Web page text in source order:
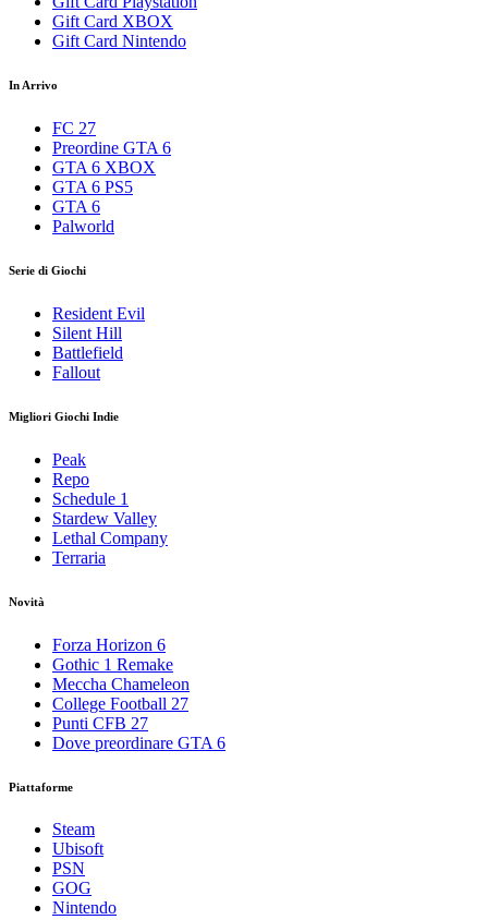
Gift Card XBOX
Gift Card Nintendo
In Arrivo
FC 27
Preordine GTA 6
GTA 6 XBOX
GTA 6 PS5
GTA 6
Palworld
Serie di Giochi
Resident Evil
Silent Hill
Battlefield
Fallout
Migliori Giochi Indie
Peak
Repo
Schedule 1
Stardew Valley
Lethal Company
Terraria
Novità
Forza Horizon 6
Gothic 1 Remake
Meccha Chameleon
College Football 27
Punti CFB 27
Dove preordinare GTA 6
Piattaforme
Steam
Ubisoft
PSN
GOG
Nintendo